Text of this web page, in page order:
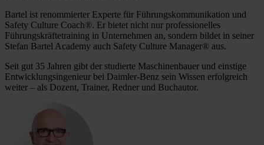
Bartel ist renommierter Experte für Führungskommunikation und
Safety Culture Coach®. Er bietet nicht nur professionelles
Führungskräftetraining in Unternehmen an, sondern bildet in seiner
Stefan Bartel Academy auch Safety Culture Manager® aus.
Seit gut 35 Jahren gibt der studierte Maschinenbauer und einstige
Entwicklungsingenieur bei Daimler-Benz sein Wissen erfolgreich
weiter – als Dozent, Trainer, Redner und Buchautor.